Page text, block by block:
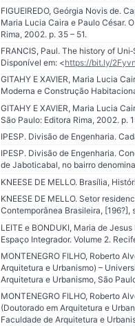
FIGUEIREDO, Geórgia Novis de.
Maria Lucia Caira e Paulo César.
Rima, 2002. p. 35 – 51.
FRANCIS, Paul. The history of
Disponível em: <https://bit.ly/
GITAHY E XAVIER, Maria Lucia
Moderna e Construção
GITAHY E XAVIER, Maria Lucia
São Paulo: Editora Rima, 2002. p.
IPESP. Divisão de Engenharia.
IPESP. Divisão de Engenharia.
de Jaboticabal, no bairro
KNEESE DE MELLO. Brasília,
KNEESE DE MELLO. Setor
Contemporânea Brasileira, [196?],
LEITE e BONDUKI, Maria de
Espaço Integrador. Volume 2.
MONTENEGRO FILHO, Roberto
Arquitetura e Urbanismo) –
Arquitetura e Urbanismo, São
MONTENEGRO FILHO, Roberto
(Doutorado em Arquitetura e
Faculdade de Arquitetura e